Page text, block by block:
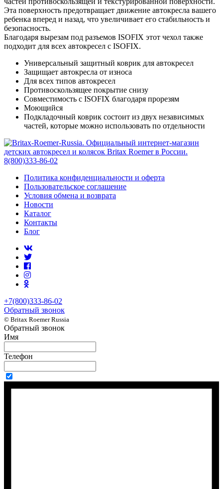
Эта поверхность предотвращает движение автокресла вашего
ребенка вперед и назад, что увеличивает его стабильность и
безопасность.
Благодаря вырезам под разъемов ISOFIX этот чехол также
подходит для всех автокресел с ISOFIX.
Универсальный защитный коврик для автокресел
Защищает автокресла от износа
Для всех типов автокресел
Противоскользящее покрытие снизу
Совместимость с ISOFIX благодаря прорезям
Моющийся
Подкладочный коврик состоит из двух независимых
частей, которые можно использовать по отдельности
Политика конфиденциальности и оферта
Пользовательское соглашение
Условия обмена и возврата
Новости
Каталог
Контакты
Блог
+7(800)333-86-02
Обратный звонок
© Britax Roemer Russia
Обратный звонок
Имя
Телефон